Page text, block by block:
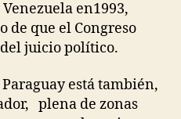
en1993,
de que el Congreso
juicio político.
está también,
plena de zonas